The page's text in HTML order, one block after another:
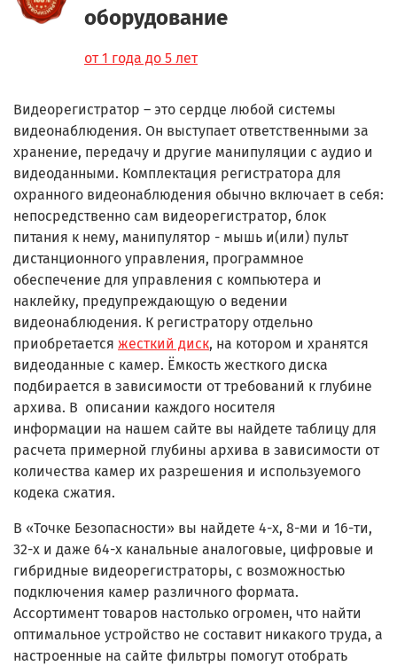
оборудование
от 1 года до 5 лет
Видеорегистратор – это сердце любой системы
видеонаблюдения. Он выступает ответственными за
хранение, передачу и другие манипуляции с аудио и
видеоданными. Комплектация регистратора для
охранного видеонаблюдения обычно включает в себя:
непосредственно сам видеорегистратор, блок
питания к нему, манипулятор - мышь и(или) пульт
дистанционного управления, программное
обеспечение для управления с компьютера и
наклейку, предупреждающую о ведении
видеонаблюдения. К регистратору отдельно
приобретается жесткий диск, на котором и хранятся
видеоданные с камер. Ёмкость жесткого диска
подбирается в зависимости от требований к глубине
архива. В описании каждого носителя
информации на нашем сайте вы найдете таблицу для
расчета примерной глубины архива в зависимости от
количества камер их разрешения и используемого
кодека сжатия.
В «Точке Безопасности» вы найдете 4-х, 8-ми и 16-ти,
32-х и даже 64-х канальные аналоговые, цифровые и
гибридные видеорегистраторы, с возможностью
подключения камер различного формата.
Ассортимент товаров настолько огромен, что найти
оптимальное устройство не составит никакого труда, а
настроенные на сайте фильтры помогут отобрать